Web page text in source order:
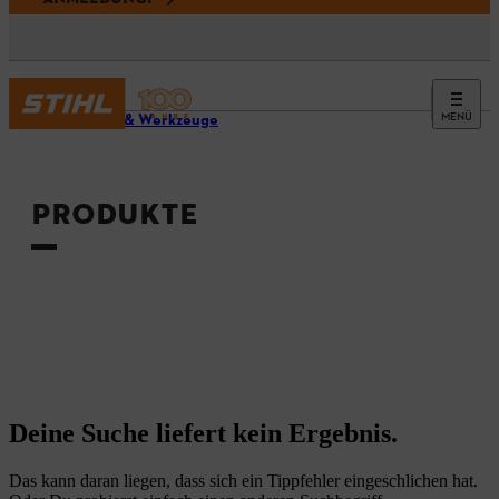
MENÜ
Geräte & Werkzeuge
PRODUKTE
Deine Suche liefert kein Ergebnis.
Das kann daran liegen, dass sich ein Tippfehler eingeschlichen hat.